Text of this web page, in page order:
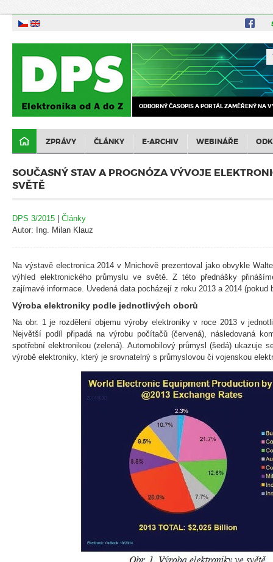
ODBORNÝ ČASOPIS A PORTÁL ZAMĚŘENÝ NA
ZPRÁVY ČLÁNKY E-ARCHIV WEBINÁŘE
SOUČASNÝ STAV A PROGNÓZA VÝVOJE
SVĚTĚ
DPS 3/2015 | Články
Autor: Ing. Milan Klauz
Na výstavě electronica 2014 v Mnichově prezentoval jako obvykle
výhled elektronického průmyslu ve světě. Z této přednášky
zajímavé informace. Uvedená data pocházejí z roku 2013 a 2014 (pokud
Výroba elektroniky podle jednotlivých oborů
Na obr. 1 je rozdělení objemu výroby elektroniky v roce 2013 v
Největší podíl připadá na výrobu počítačů (červená), následovaná
spotřební elektronikou (zelená). Automobilový průmysl (šedá) ukazuje
výrobě elektroniky, který je srovnatelný s průmyslovou či vojenskou